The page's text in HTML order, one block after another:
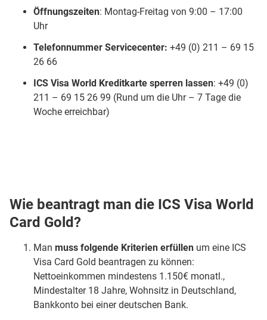
Öffnungszeiten: Montag-Freitag von 9:00 – 17:00
Uhr
Telefonnummer Servicecenter: +49 (0) 211 – 69 15
26 66
ICS Visa World Kreditkarte sperren lassen: +49 (0)
211 – 69 15 26 99 (Rund um die Uhr – 7 Tage die
Woche erreichbar)
Wie beantragt man die ICS Visa World
Card Gold?
Man muss folgende Kriterien erfüllen um eine ICS
Visa Card Gold beantragen zu können:
Nettoeinkommen mindestens 1.150€ monatl.,
Mindestalter 18 Jahre, Wohnsitz in Deutschland,
Bankkonto bei einer deutschen Bank.